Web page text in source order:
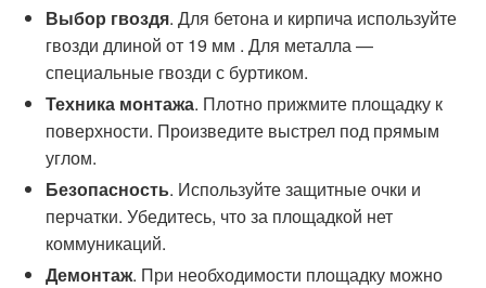
Выбор гвоздя. Для бетона и кирпича используйте
гвозди длиной от 19 мм . Для металла —
специальные гвозди с буртиком.
Техника монтажа. Плотно прижмите площадку к
поверхности. Произведите выстрел под прямым
углом.
Безопасность. Используйте защитные очки и
перчатки. Убедитесь, что за площадкой нет
коммуникаций.
Демонтаж. При необходимости площадку можно